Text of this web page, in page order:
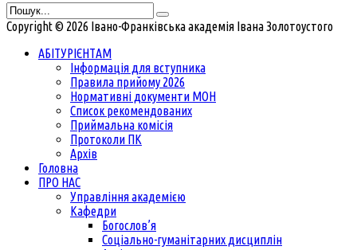
Copyright © 2026 Івано-Франківська академія Івана Золотоустого
АБІТУРІЄНТАМ
Інформація для вступника
Правила прийому 2026
Нормативні документи МОН
Список рекомендованих
Приймальна комісія
Протоколи ПК
Архів
Головна
ПРО НАС
Управління академією
Кафедри
Богослов’я
Соціально-гуманітарних дисциплін